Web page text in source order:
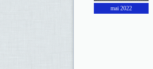
mai 2022